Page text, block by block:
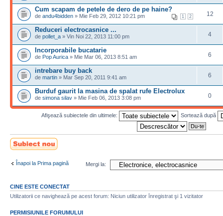
Cum scapam de petele de dero de pe haine?
1 2
de andu4bidden » Mie Feb 29, 2012 10:21 pm 12
Reduceri electrocasnice ...
de pollet_a » Vin Noi 22, 2013 11:00 pm 4
Incorporabile bucatarie
de Pop Aurica » Mie Mar 06, 2013 8:51 am 6
intrebare buy back
de martin » Mar Sep 20, 2011 9:41 am 6
Burduf gaurit la masina de spalat rufe Electrolux
de simona silav » Mie Feb 06, 2013 3:08 pm 0
Afişează subiectele din ultimele: Sortează după
Scrie un subiect
nou
Înapoi la Prima pagină Mergi la:
CINE ESTE CONECTAT
Utilizatorii ce navighează pe acest forum: Niciun utilizator înregistrat şi 1 vizitator
PERMISIUNILE FORUMULUI